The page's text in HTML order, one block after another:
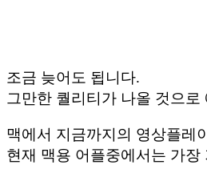
조금 늦어도 됩니다.
그만한 퀄리티가 나올 것으로
맥에서 지금까지의 영상플레
현재 맥용 어플중에서는 가